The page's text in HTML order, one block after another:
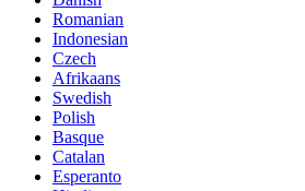
Romanian
Indonesian
Czech
Afrikaans
Swedish
Polish
Basque
Catalan
Esperanto